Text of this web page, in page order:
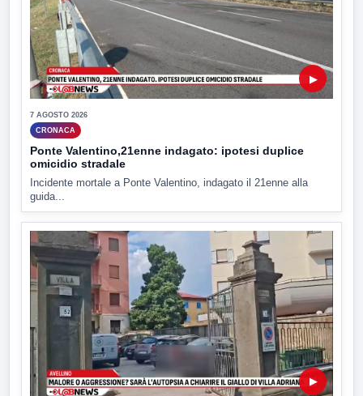
▶
7 AGOSTO 2026
CRONACA
Ponte Valentino,21enne indagato: ipotesi duplice
omicidio stradale
Incidente mortale a Ponte Valentino, indagato il 21enne alla
guida...
▶